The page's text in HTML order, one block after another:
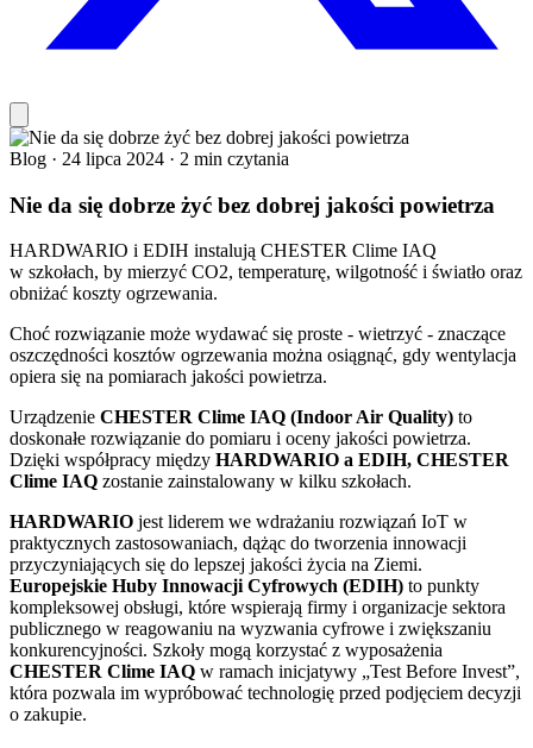
Blog · 24 lipca 2024 · 2 min czytania
Nie da się dobrze żyć bez dobrej jakości powietrza
HARDWARIO i EDIH instalują CHESTER Clime IAQ
w szkołach, by mierzyć CO2, temperaturę, wilgotność i światło oraz
obniżać koszty ogrzewania.
Choć rozwiązanie może wydawać się proste - wietrzyć - znaczące
oszczędności kosztów ogrzewania można osiągnąć, gdy wentylacja
opiera się na pomiarach jakości powietrza.
Urządzenie CHESTER Clime IAQ (Indoor Air Quality) to
doskonałe rozwiązanie do pomiaru i oceny jakości powietrza.
Dzięki współpracy między HARDWARIO a EDIH, CHESTER
Clime IAQ zostanie zainstalowany w kilku szkołach.
HARDWARIO jest liderem we wdrażaniu rozwiązań IoT w
praktycznych zastosowaniach, dążąc do tworzenia innowacji
przyczyniających się do lepszej jakości życia na Ziemi.
Europejskie Huby Innowacji Cyfrowych (EDIH) to punkty
kompleksowej obsługi, które wspierają firmy i organizacje sektora
publicznego w reagowaniu na wyzwania cyfrowe i zwiększaniu
konkurencyjności. Szkoły mogą korzystać z wyposażenia
CHESTER Clime IAQ w ramach inicjatywy „Test Before Invest”,
która pozwala im wypróbować technologię przed podjęciem decyzji
o zakupie.